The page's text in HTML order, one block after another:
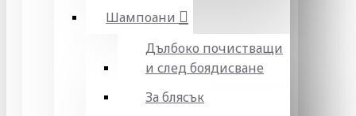
Шампоани
Дълбоко почистващи
и след боядисване
За блясък